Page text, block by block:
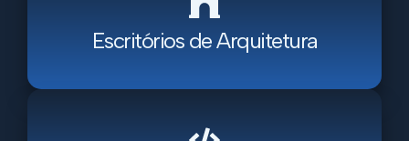
Escritórios de Arquitetura